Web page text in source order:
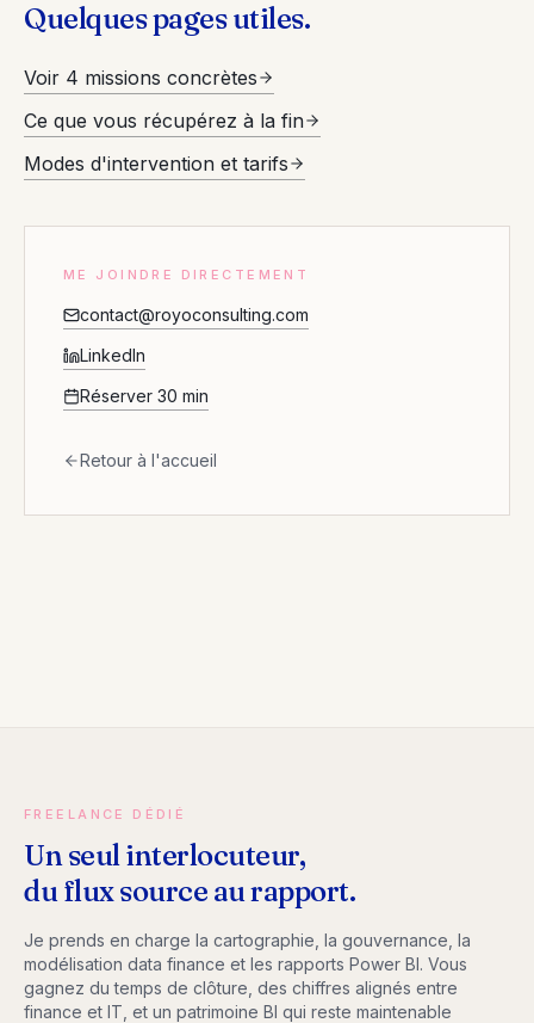
Quelques pages utiles.
Voir 4 missions concrètes
Ce que vous récupérez à la fin
Modes d'intervention et tarifs
ME JOINDRE DIRECTEMENT
contact@royoconsulting.com
LinkedIn
Réserver 30 min
Retour à l'accueil
FREELANCE DÉDIÉ
Un seul interlocuteur,
du flux source au rapport.
Je prends en charge la cartographie, la gouvernance, la
modélisation data finance et les rapports Power BI. Vous
gagnez du temps de clôture, des chiffres alignés entre
finance et IT, et un patrimoine BI qui reste maintenable